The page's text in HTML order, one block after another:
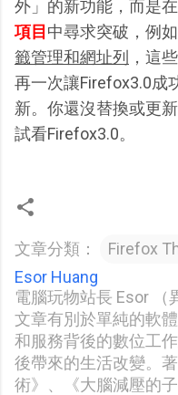
外」的新功能，而是
項目 中尋求突破，例如
籤管理和網址列
，這
再一次讓Firefox3.0成
新。你還沒替換或更
試看Firefox3.0。
文章分類：
Firefox
Esor Huang
電腦玩物站長 Esor （
文章有別於單純的軟
和服務背後的數位工
後帶來的生活改變。
術》、《大腦減壓的